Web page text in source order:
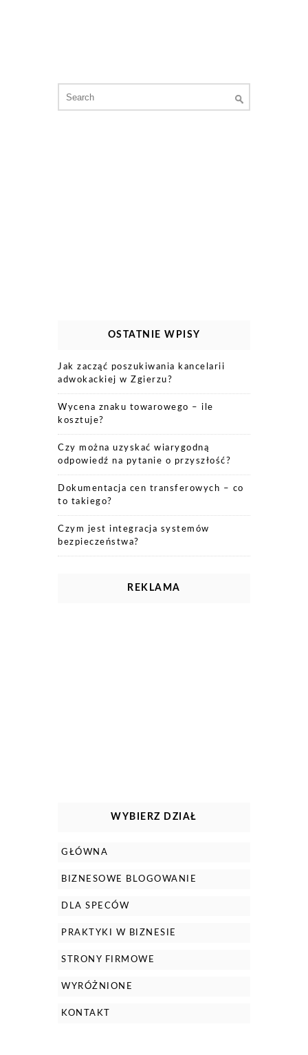
for:
OSTATNIE WPISY
Jak zacząć poszukiwania kancelarii
adwokackiej w Zgierzu?
Wycena znaku towarowego – ile
kosztuje?
Czy można uzyskać wiarygodną
odpowiedź na pytanie o przyszłość?
Dokumentacja cen transferowych – co
to takiego?
Czym jest integracja systemów
bezpieczeństwa?
REKLAMA
WYBIERZ DZIAŁ
GŁÓWNA
BIZNESOWE BLOGOWANIE
DLA SPECÓW
PRAKTYKI W BIZNESIE
STRONY FIRMOWE
WYRÓŻNIONE
KONTAKT